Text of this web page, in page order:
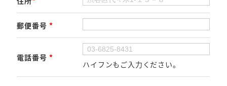
郵便番号*
電話番号*
ハイフンもご入力ください。